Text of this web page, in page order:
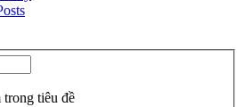
tiêu đề